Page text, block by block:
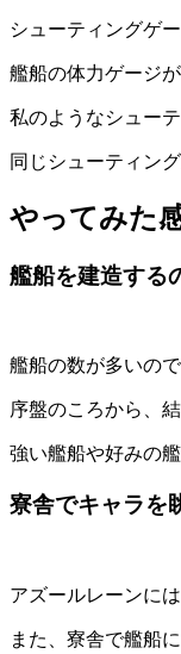
シューティングゲ
艦船の体力ゲージ
私のようなシュー
同じシューティン
やってみた
艦船を建造する
艦船の数が多いので
序盤のころから、
強い艦船や好みの
寮舎でキャラを
アズールレーンには
また、寮舎で艦船